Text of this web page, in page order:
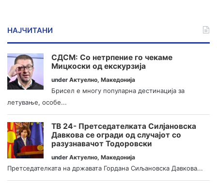
НАЈЧИТАНИ
СДСМ: Со нетрпение го чекаме
Мицкоски од екскурзија
under Актуелно, Македонија
Брисел е многу популарна дестинација за
летување, особе...
ТВ 24- Претседателката Силјановска
Давкова се огради од случајот со
разузнавачот Тодоровски
under Актуелно, Македонија
Претседателката на државата Гордана Сиљановска Давкова...